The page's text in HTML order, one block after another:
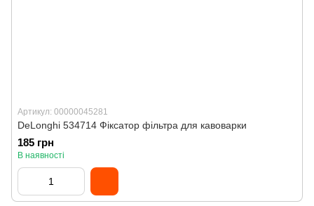
Артикул: 00000045281
DeLonghi 534714 Фіксатор фільтра для кавоварки
185 грн
В наявності